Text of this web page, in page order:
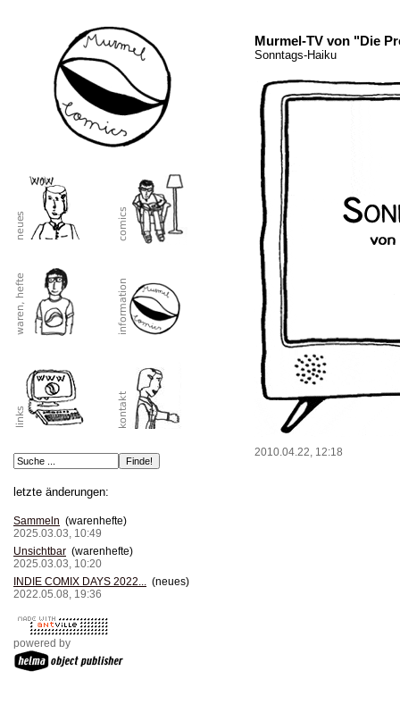
letzte änderungen:
Sammeln (warenhefte)
2025.03.03, 10:49
Unsichtbar (warenhefte)
2025.03.03, 10:20
INDIE COMIX DAYS 2022... (neues)
2022.05.08, 19:36
powered by
Murmel-TV von "Die
Sonntags-Haiku
2010.04.22, 12:18